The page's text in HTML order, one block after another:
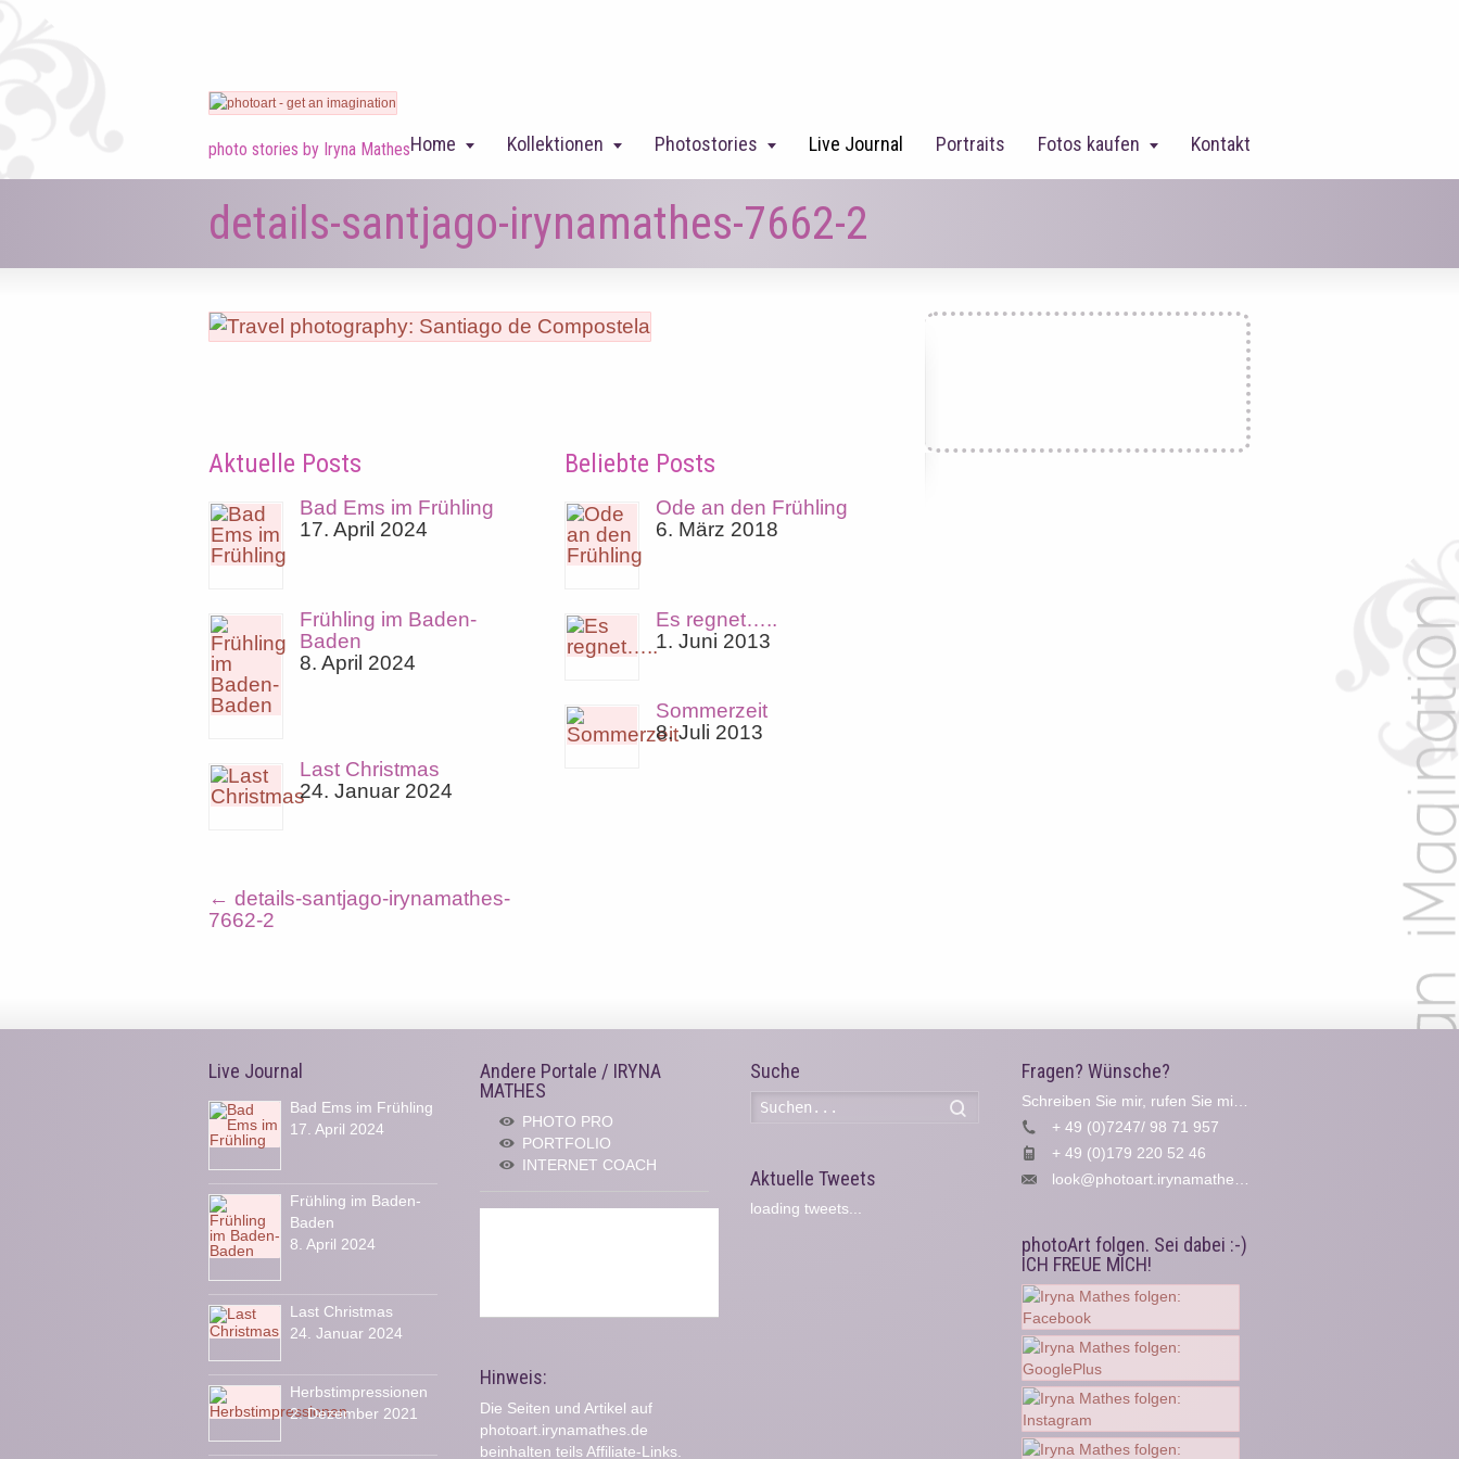
photo stories by Iryna MathesHome Kollektionen Photostories Live Journal Portraits Fotos kaufen Kontakt
details-santjago-irynamathes-7662-2
Aktuelle Posts
Bad Ems im Frühling
17. April 2024
Frühling im Baden-
Baden
8. April 2024
Last Christmas
24. Januar 2024
Beliebte Posts
Ode an den Frühling
6. März 2018
Es regnet…..
1. Juni 2013
Sommerzeit
8. Juli 2013
← details-santjago-irynamathes-
7662-2
Live Journal
Bad Ems im Frühling
17. April 2024
Frühling im Baden-
Baden
8. April 2024
Last Christmas
24. Januar 2024
Herbstimpressionen
2. Dezember 2021
Andere Portale / IRYNA
MATHES
PHOTO PRO
PORTFOLIO
INTERNET COACH
Hinweis:
Die Seiten und Artikel auf
photoart.irynamathes.de
beinhalten teils Affiliate-Links.
Suche
Aktuelle Tweets
loading tweets...
Fragen? Wünsche?
Schreiben Sie mir, rufen Sie mich an...
+ 49 (0)7247/ 98 71 957
+ 49 (0)179 220 52 46
look@photoart.irynamathes.de
photoArt folgen. Sei dabei :-)
ICH FREUE MICH!